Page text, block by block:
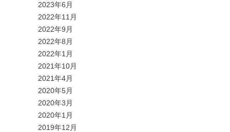
2023年6月
2022年11月
2022年9月
2022年8月
2022年1月
2021年10月
2021年4月
2020年5月
2020年3月
2020年1月
2019年12月